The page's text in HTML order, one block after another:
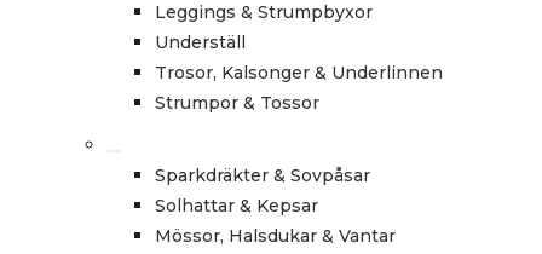
Leggings & Strumpbyxor
Underställ
Trosor, Kalsonger & Underlinnen
Strumpor & Tossor
Sparkdräkter & Sovpåsar
Solhattar & Kepsar
Mössor, Halsdukar & Vantar